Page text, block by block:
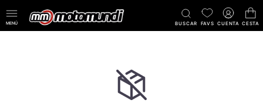
MENÚ BUSCAR FAVS CUENTA CESTA